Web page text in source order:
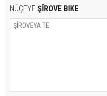
NÛÇEYE ŞÎROVE BIKE